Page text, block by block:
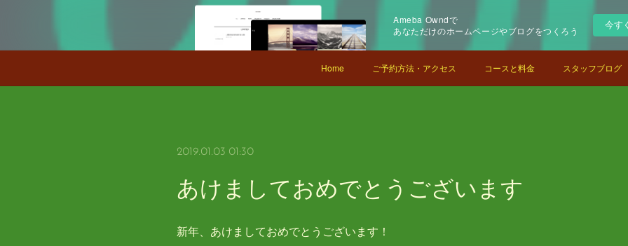
Ameba Owndで
あなただけのホームページやブログをつくろう
今す
Home ご予約方法・アクセス コースと料金 スタッフブログ
2019.01.03 01:30
あけましておめでとうございます
新年、あけましておめでとうございます！